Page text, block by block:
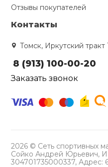
Отзывы покупателей
Контакты
Томск, Иркутский тракт
8 (913) 100-00-20
Заказать звонок
2026 © Сеть спортивных
Сойко Андрей Юрьевич,
304701735000337, Адрес: